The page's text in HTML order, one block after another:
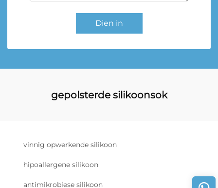
Dien in
gepolsterde silikoonsok
vinnig opwerkende silikoon
hipoallergene silikoon
antimikrobiese silikoon